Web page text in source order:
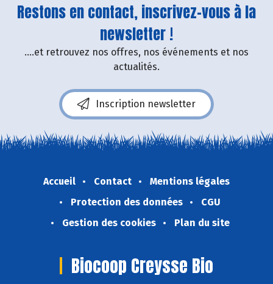
Restons en contact, inscrivez-vous à la
newsletter !
....et retrouvez nos offres, nos événements et nos
actualités.
Inscription newsletter
Accueil Contact
Mentions légales
Protection des données
CGU
Gestion des cookies
Plan du site
Biocoop Creysse Bio